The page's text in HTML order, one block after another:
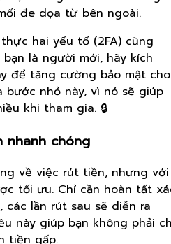
đe dọa từ bên ngoài.
hai yếu tố (2FA) cũng
là người mới, hãy kích
để tăng cường bảo mật cho
nhỏ này, vì nó sẽ giúp
khi tham gia. 🔒
nhanh chóng
về việc rút tiền, nhưng với
tối ưu. Chỉ cần hoàn tất
các lần rút sau sẽ diễn ra
này giúp bạn không phải
tiền gấp.